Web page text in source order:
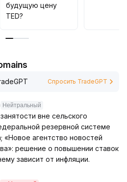
роста объема торгов и
по фундаменталу, прежде чем
и эффективностью
будущую цену
TED?
Спросить TradeGPT
Нейтральный
вне сельского
резервной системе
«Новое агентство новостей
решение о повышении ставок
зависит от инфляции.